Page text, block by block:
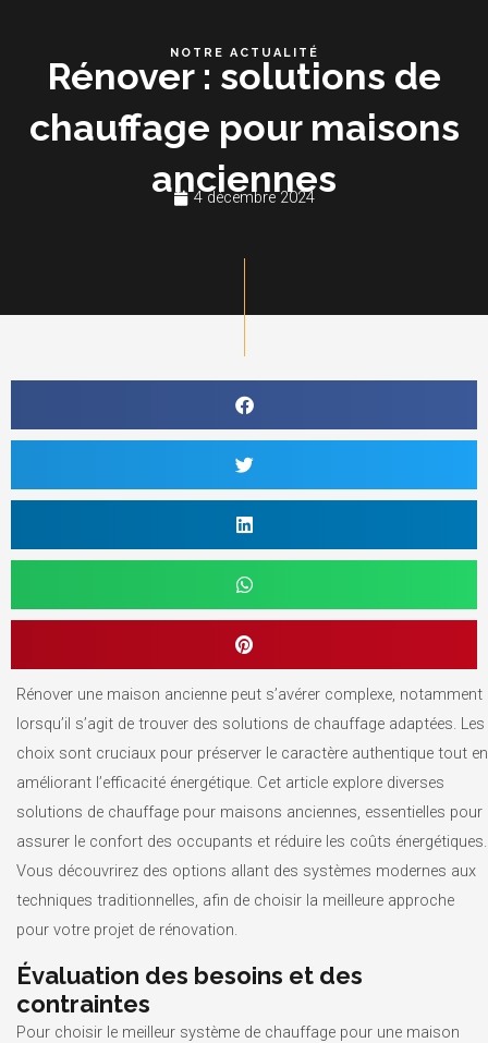
contenu
NOTRE ACTUALITÉ
Rénover : solutions de
chauffage pour maisons
anciennes
4 décembre 2024
Rénover une maison ancienne peut s’avérer complexe, notamment
lorsqu’il s’agit de trouver des solutions de chauffage adaptées. Les
choix sont cruciaux pour préserver le caractère authentique tout en
améliorant l’efficacité énergétique. Cet article explore diverses
solutions de chauffage pour maisons anciennes, essentielles pour
assurer le confort des occupants et réduire les coûts énergétiques.
Vous découvrirez des options allant des systèmes modernes aux
techniques traditionnelles, afin de choisir la meilleure approche
pour votre projet de rénovation.
Évaluation des besoins et des
contraintes
Pour choisir le meilleur système de chauffage pour une maison